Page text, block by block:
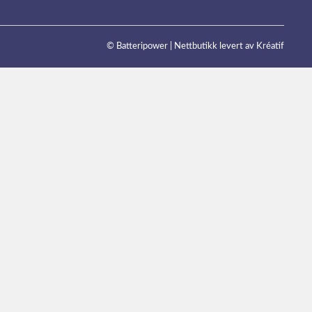
© Batteripower | Nettbutikk levert av Kréatif